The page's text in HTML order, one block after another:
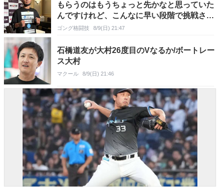
もらうのはもうちょっと先かなと思っていた
んですけれど、こんなに早い段階で挑戦させ
てもらえるのはありがたい」
ゴング格闘技 8/9(日) 21:47
石橋道友が大村26度目のVなるか/ボートレー
ス大村
マクール 8/9(日) 21:46